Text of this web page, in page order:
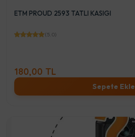
ETM PROUD 2593 TATLI KASIGI
(5.0)
180,00 TL
Sepete Ekle